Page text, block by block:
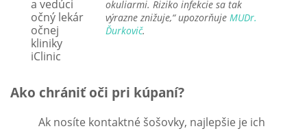
okuliarmi. Riziko infekcie sa tak
výrazne znižuje,“ upozorňuje MUDr.
Ďurkovič.
Ako chrániť oči pri kúpaní?
Ak nosíte kontaktné šošovky, najlepšie je ich